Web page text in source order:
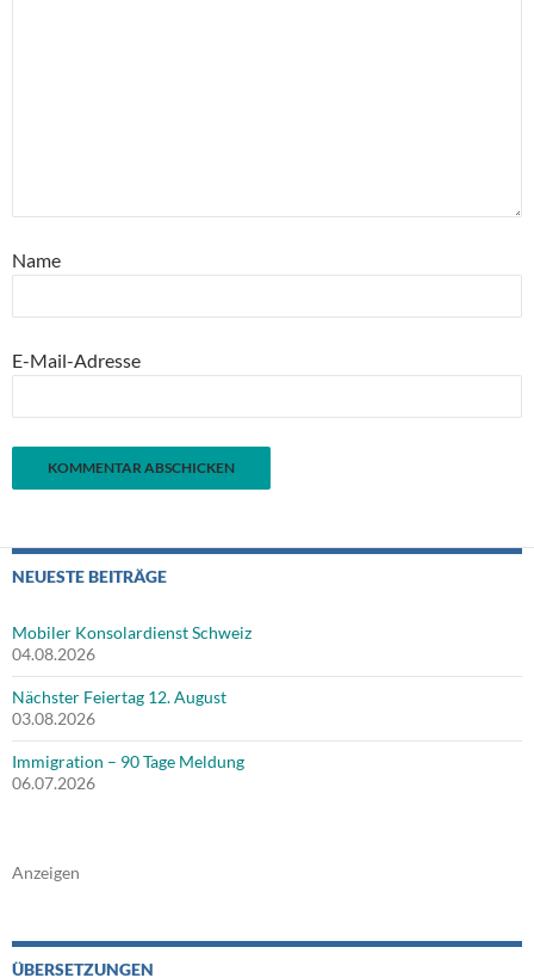
Name
E-Mail-Adresse
NEUESTE BEITRÄGE
Mobiler Konsolardienst Schweiz
04.08.2026
Nächster Feiertag 12. August
03.08.2026
Immigration – 90 Tage Meldung
06.07.2026
Anzeigen
ÜBERSETZUNGEN